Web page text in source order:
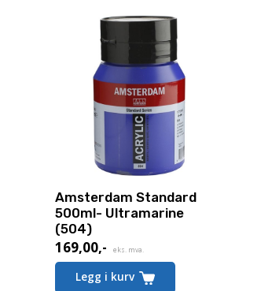
Amsterdam Standard
500ml- Ultramarine
(504)
169,00,- eks. mva.
Legg i kurv